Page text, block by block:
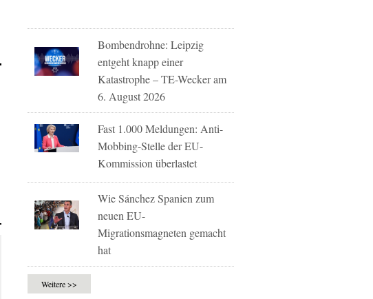
Bombendrohne: Leipzig
entgeht knapp einer
Katastrophe – TE-Wecker am
6. August 2026
Fast 1.000 Meldungen: Anti-
Mobbing-Stelle der EU-
Kommission überlastet
Wie Sánchez Spanien zum
neuen EU-
Migrationsmagneten gemacht
hat
Weitere >>